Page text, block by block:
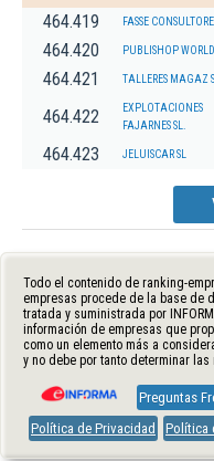
464.419 FASSE
464.420 PUBLISHOP WORLD
464.421 TALLERES MAGAZ SL
464.422
EXPLOTACIONES
FAJARNES SL.
464.423 JELUISCAR SL
Todo el contenido de ranking-
empresas procede de la base de
tratada y suministrada por
información de empresas que
como un elemento más a
y no debe por tanto determinar las
Preguntas
Política de Privacidad
Política